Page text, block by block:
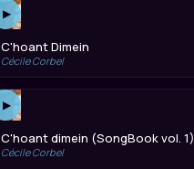
▶
C'hoant Dimein
Cécile Corbel
▶
C'hoant dimein (SongBook vol. 1)
Cécile Corbel